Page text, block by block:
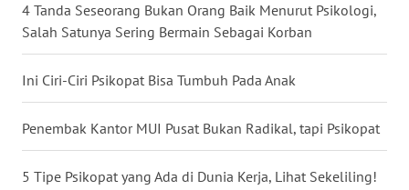
4 Tanda Seseorang Bukan Orang Baik Menurut Psikologi,
Salah Satunya Sering Bermain Sebagai Korban
Ini Ciri-Ciri Psikopat Bisa Tumbuh Pada Anak
Penembak Kantor MUI Pusat Bukan Radikal, tapi Psikopat
5 Tipe Psikopat yang Ada di Dunia Kerja, Lihat Sekeliling!
WN
BENGKULU
WN